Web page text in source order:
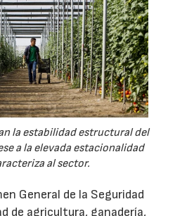
la estabilidad estructural del
a la elevada estacionalidad
al sector.
General de la Seguridad
de agricultura, ganadería,